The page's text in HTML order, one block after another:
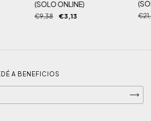
(SOLO ONLINE)
€9,38 €3,13
A BENEFICIOS